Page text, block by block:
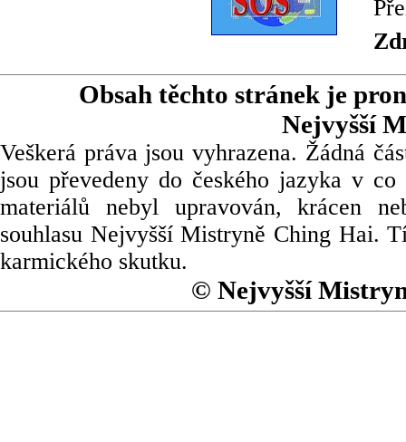
Obsah těchto stránek je
Nejvyšší
Veškerá práva jsou vyhrazena. Žádná
jsou převedeny do českého jazyka v
materiálů nebyl upravován, krácen
souhlasu Nejvyšší Mistryně Ching Hai.
karmického skutku.
© Nejvyšší